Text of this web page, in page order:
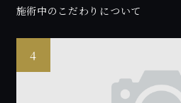
施術中のこだわりについて